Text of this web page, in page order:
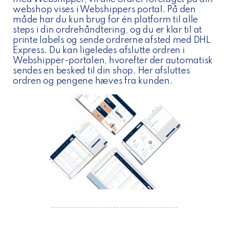
webshop vises i Webshippers portal. På den
måde har du kun brug for én platform til alle
steps i din ordrehåndtering, og du er klar til at
printe labels og sende ordrerne afsted med DHL
Express. Du kan ligeledes afslutte ordren i
Webshipper-portalen, hvorefter der automatisk
sendes en besked til din shop. Her afsluttes
ordren og pengene hæves fra kunden.